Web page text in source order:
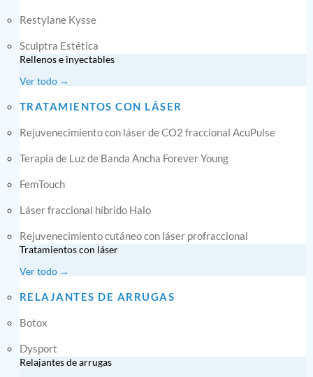
Restylane Kysse
Sculptra Estética
Rellenos e inyectables
Ver todo →
TRATAMIENTOS CON LÁSER
Rejuvenecimiento con láser de CO2 fraccional AcuPulse
Terapia de Luz de Banda Ancha Forever Young
FemTouch
Láser fraccional híbrido Halo
Rejuvenecimiento cutáneo con láser profraccional
Tratamientos con láser
Ver todo →
RELAJANTES DE ARRUGAS
Botox
Dysport
Relajantes de arrugas